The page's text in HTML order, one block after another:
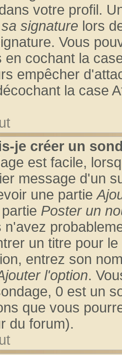
votre profil.
signature lors
Vous
en cochant la
empêcher
la case
je créer un
est facile,
message d'un
une partie
Poster un
n'avez
un titre pour
entrez son
l'option.
0 est un
que vous
du forum).